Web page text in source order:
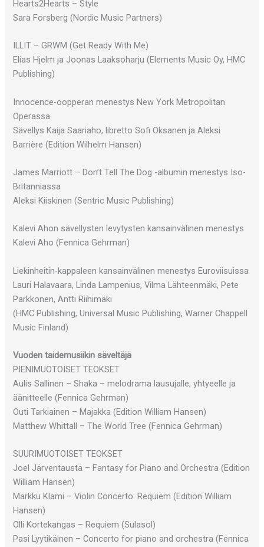
Hearts2Hearts – Style
Sara Forsberg (Nordic Music Partners)
ILLIT – GRWM (Get Ready With Me)
Elias Hjelm ja Joonas Laaksoharju (Elements Music Oy, HMC
Publishing)
Innocence-oopperan menestys New York Metropolitan
Operassa
Sävellys Kaija Saariaho, libretto Sofi Oksanen ja Aleksi
Barrière (Edition Wilhelm Hansen)
James Marriott – Don’t Tell The Dog -albumin menestys Iso-
Britanniassa
Aleksi Kiiskinen (Sentric Music Publishing)
Kalevi Ahon sävellysten levytysten kansainvälinen menestys
Kalevi Aho (Fennica Gehrman)
Liekinheitin-kappaleen kansainvälinen menestys Euroviisuissa
Lauri Halavaara, Linda Lampenius, Vilma Lähteenmäki, Pete
Parkkonen, Antti Riihimäki
(HMC Publishing, Universal Music Publishing, Warner Chappell
Music Finland)
Vuoden taidemusiikin säveltäjä
PIENIMUOTOISET TEOKSET
Aulis Sallinen – Shaka – melodrama lausujalle, yhtyeelle ja
äänitteelle (Fennica Gehrman)
Outi Tarkiainen – Majakka (Edition William Hansen)
Matthew Whittall – The World Tree (Fennica Gehrman)
SUURIMUOTOISET TEOKSET
Joel Järventausta – Fantasy for Piano and Orchestra (Edition
William Hansen)
Markku Klami – Violin Concerto: Requiem (Edition William
Hansen)
Olli Kortekangas – Requiem (Sulasol)
Pasi Lyytikäinen – Concerto for piano and orchestra (Fennica